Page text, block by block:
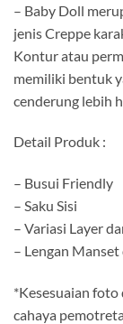
– Baby Doll
jenis Creppe
Kontur atau
memiliki bentuk
cenderung lebih
Detail Produk :
– Busui Friendly
– Saku Sisi
– Variasi Layer
– Lengan
*Kesesuaian
cahaya